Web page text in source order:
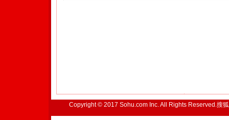
Copyright © 2017 Sohu.com Inc. All Rights Reserved.搜